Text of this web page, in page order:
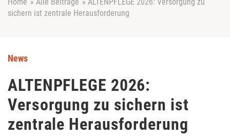
sichern ist zentrale Herausforderung
News
ALTENPFLEGE 2026:
Versorgung zu sichern ist
zentrale Herausforderung